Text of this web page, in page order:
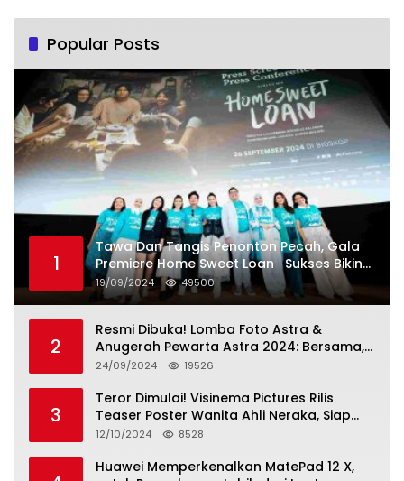
Popular Posts
1
Tawa Dan Tangis Penonton Pecah, Gala
Premiere Home Sweet Loan Sukses Bikin
Penonton Lihat Diri Sendiri di Layar
19/09/2024 49500
2
Resmi Dibuka! Lomba Foto Astra &
Anugerah Pewarta Astra 2024: Bersama,
Berkarya, Berkelanjutan
24/09/2024 19526
3
Teror Dimulai! Visinema Pictures Rilis
Teaser Poster Wanita Ahli Neraka, Siap
Tayang di Bioskop 14 November 2024
12/10/2024 8528
Huawei Memperkenalkan MatePad 12 X,